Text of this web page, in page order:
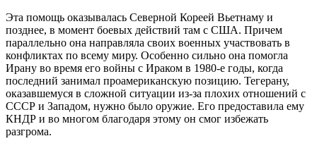
Эта помощь оказывалась Северной Кореей Вьетнаму и
позднее, в момент боевых действий там с США. Причем
параллельно она направляла своих военных участвовать в
конфликтах по всему миру. Особенно сильно она помогла
Ирану во время его войны с Ираком в 1980-е годы, когда
последний занимал проамериканскую позицию. Тегерану,
оказавшемуся в сложной ситуации из-за плохих отношений с
СССР и Западом, нужно было оружие. Его предоставила ему
КНДР и во многом благодаря этому он смог избежать
разгрома.